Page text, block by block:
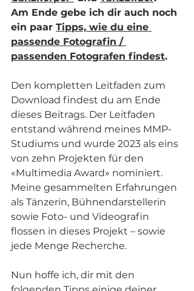
Am Ende gebe ich dir auch noch
ein paar Tipps, wie du eine
passende Fotografin /
passenden Fotografen findest.
Den kompletten Leitfaden zum
Download findest du am Ende
dieses Beitrags. Der Leitfaden
entstand während meines MMP-
Studiums und wurde 2023 als eins
von zehn Projekten für den
«Multimedia Award» nominiert.
Meine gesammelten Erfahrungen
als Tänzerin, Bühnendarstellerin
sowie Foto- und Videografin
flossen in dieses Projekt – sowie
jede Menge Recherche.
Nun hoffe ich, dir mit den